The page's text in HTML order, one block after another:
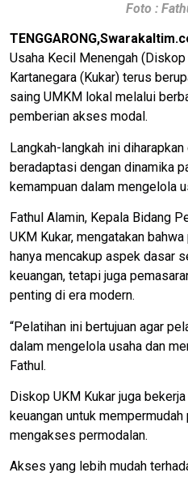
Foto :
Usaha Kecil Menengah
Kartanegara (Kukar) terus
saing UMKM lokal melalui
pemberian akses modal.
Langkah-langkah ini
beradaptasi dengan dinamika
kemampuan dalam mengelola
Fathul Alamin, Kepala Bidang
UKM Kukar, mengatakan
hanya mencakup aspek dasar
keuangan, tetapi juga
penting di era modern.
“Pelatihan ini bertujuan agar
dalam mengelola usaha dan
Fathul.
Diskop UKM Kukar juga
keuangan untuk
mengakses permodalan.
Akses yang lebih mudah